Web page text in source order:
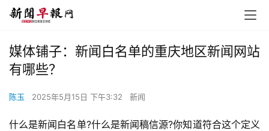
媒体铺子：新闻白名单的重庆地区新闻网站
有哪些？
陈玉 2025年5月15日 下午3:32 新闻
什么是新闻白名单?什么是新闻稿信源?你知道符合这个定义